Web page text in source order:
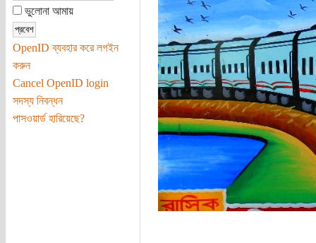
ভুলোনা আমায়
OpenID ব্যবহার করে লগইন
করুন
Cancel OpenID login
সদস্য নিবন্ধন
পাসওয়ার্ড হারিয়েছে?